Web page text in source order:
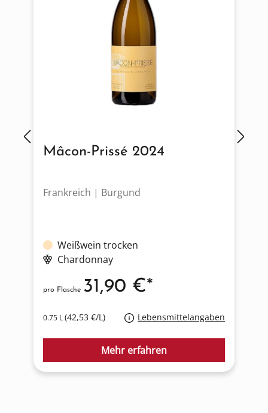
Mâcon-Prissé 2024
Frankreich | Burgund
Weißwein trocken
Chardonnay
0.75 L(42,53 €/L) Lebensmittelangaben
pro Flasche 31,90 €*
Mehr erfahren